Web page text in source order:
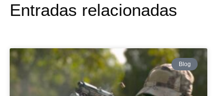
Entradas relacionadas
Blog